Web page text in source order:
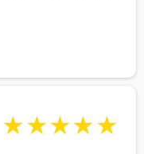
★★★★★